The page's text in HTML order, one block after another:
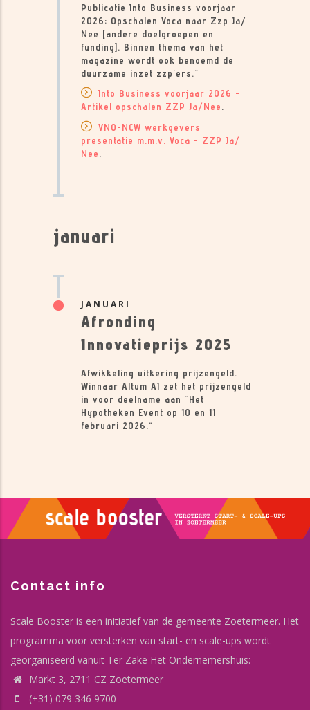
Publicatie Into Business voorjaar
2026: Opschalen Voca naar Zzp Ja/
Nee [andere doelgroepen en
funding]. Binnen thema van het
magazine wordt ook benoemd de
duurzame inzet zzp'ers."
Into Business voorjaar 2026 -
Artikel opschalen ZZP Ja/Nee.
VNO-NCW werkgevers
presentatie m.m.v. Voca - ZZP Ja/
Nee.
januari
JANUARI
Afronding
Innovatieprijs 2025
Afwikkeling uitkering prijzengeld.
Winnaar Altum AI zet het prijzengeld
in voor deelname aan "Het
Hypotheken Event op 10 en 11
februari 2026."
Contact info
Scale Booster is een initiatief van de gemeente Zoetermeer. Het
programma voor versterken van start- en scale-ups wordt
georganiseerd vanuit Ter Zake Het Ondernemershuis:
Markt 3, 2711 CZ Zoetermeer
(+31) 079 346 9700